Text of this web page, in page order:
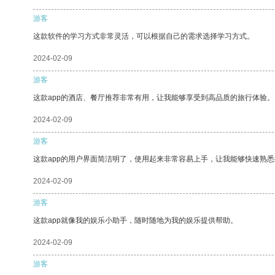
游客
这款软件的学习方式非常灵活，可以根据自己的需求选择学习方式。
2024-02-09
游客
这款app的酒店、餐厅推荐非常有用，让我能够享受到高品质的旅行体验。
2024-02-09
游客
这款app的用户界面简洁明了，使用起来非常容易上手，让我能够快速熟
2024-02-09
游客
这款app就像我的娱乐小助手，随时随地为我的娱乐提供帮助。
2024-02-09
游客